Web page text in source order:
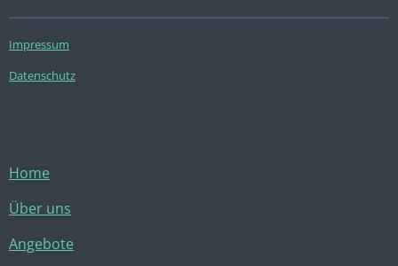
Impressum
Datenschutz
Home
Über uns
Angebote